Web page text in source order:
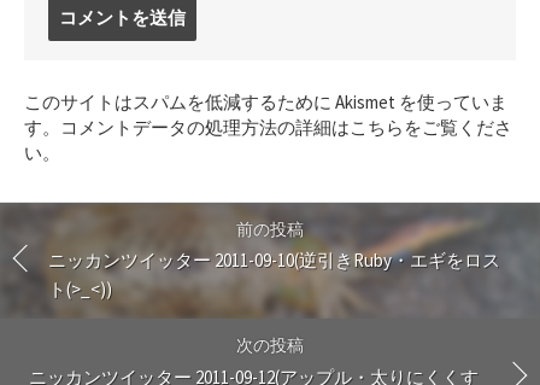
す
る
このサイトはスパムを低減するために Akismet を使っていま
す。
コメントデータの処理方法の詳細はこちらをご覧くださ
い。
前の投稿
ニッカンツイッター 2011-09-10(逆引きRuby・エギをロス
ト(>_<))
次の投稿
ニッカンツイッター 2011-09-12(アップル・太りにくくす